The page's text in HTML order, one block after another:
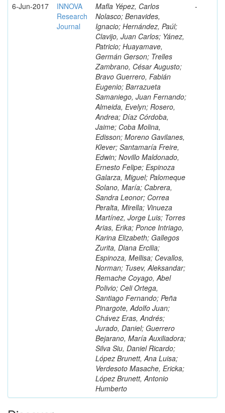
6-Jun-2017
INNOVA
Research
Journal
Mafla Yépez, Carlos
Nolasco; Benavides,
Ignacio; Hernández, Paúl;
Clavijo, Juan Carlos; Yánez,
Patricio; Huayamave,
Germán Gerson; Trelles
Zambrano, César Augusto;
Bravo Guerrero, Fabián
Eugenio; Barrazueta
Samaniego, Juan Fernando;
Almeida, Evelyn; Rosero,
Andrea; Díaz Córdoba,
Jaime; Coba Molina,
Edisson; Moreno Gavilanes,
Klever; Santamaría Freire,
Edwin; Novillo Maldonado,
Ernesto Felipe; Espinoza
Galarza, Miguel; Palomeque
Solano, María; Cabrera,
Sandra Leonor; Correa
Peralta, Mirella; Vinueza
Martínez, Jorge Luis; Torres
Arias, Erika; Ponce Intriago,
Karina Elizabeth; Gallegos
Zurita, Diana Ercilia;
Espinoza, Mellisa; Cevallos,
Norman; Tusev, Aleksandar;
Remache Coyago, Abel
Polivio; Celi Ortega,
Santiago Fernando; Peña
Pinargote, Adolfo Juan;
Chávez Eras, Andrés;
Jurado, Daniel; Guerrero
Bejarano, María Auxiliadora;
Silva Siu, Daniel Ricardo;
López Brunett, Ana Luisa;
Verdesoto Masache, Ericka;
López Brunett, Antonio
Humberto
-